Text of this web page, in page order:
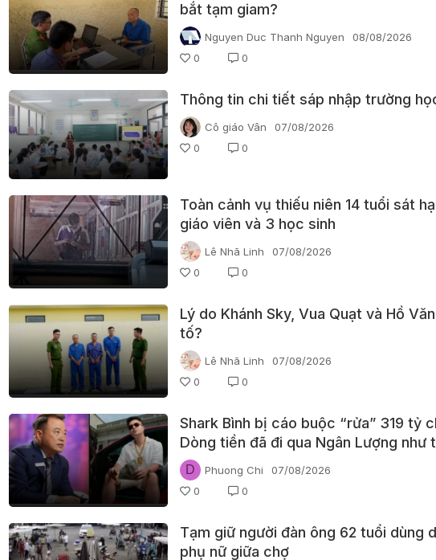
bắt tạm giam?
Nguyen Duc Thanh Nguyen
08/08/2026
0
0
Thông tin chi tiết sáp nhập trường
Cô giáo Vân
07/08/2026
0
0
Toàn cảnh vụ thiếu niên 14 tuổi sát
giáo viên và 3 học sinh
Lê Nhã Linh
07/08/2026
0
0
Lý do Khánh Sky, Vua Quạt và Hồ
tố?
Lê Nhã Linh
07/08/2026
0
0
Shark Bình bị cáo buộc “rửa” 319 tỷ
Dòng tiền đã đi qua Ngân Lượng như
D Phuong Chi
07/08/2026
0
0
Tạm giữ người đàn ông 62 tuổi dùng
phụ nữ giữa chợ